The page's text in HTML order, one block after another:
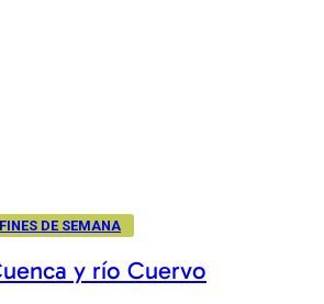
FINES DE SEMANA
y río Cuervo